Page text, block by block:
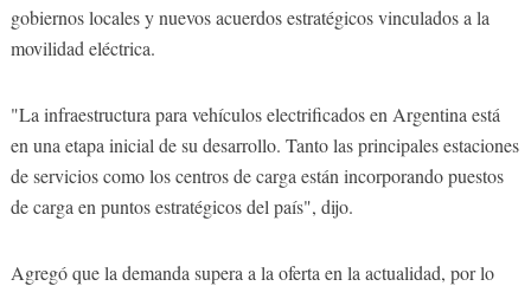
gobiernos locales y nuevos acuerdos estratégicos vinculados a la
movilidad eléctrica.
"La infraestructura para vehículos electrificados en Argentina está
en una etapa inicial de su desarrollo. Tanto las principales estaciones
de servicios como los centros de carga están incorporando puestos
de carga en puntos estratégicos del país", dijo.
Agregó que la demanda supera a la oferta en la actualidad, por lo